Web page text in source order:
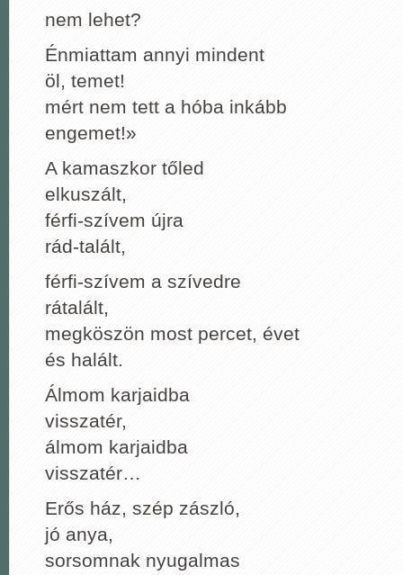
nem lehet?
Énmiattam annyi mindent
öl, temet!
mért nem tett a hóba inkább
engemet!»
A kamaszkor tőled
elkuszált,
férfi-szívem újra
rád-talált,
férfi-szívem a szívedre
rátalált,
megköszön most percet, évet
és halált.
Álmom karjaidba
visszatér,
álmom karjaidba
visszatér…
Erős ház, szép zászló,
jó anya,
sorsomnak nyugalmas